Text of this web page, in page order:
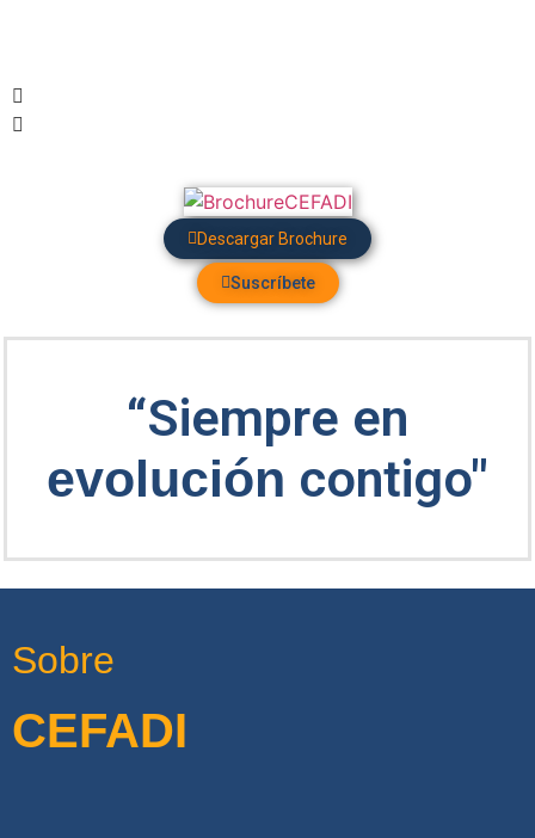
Descargar Brochure
Suscríbete
“Siempre en
evolución contigo"
Sobre
CEFADI